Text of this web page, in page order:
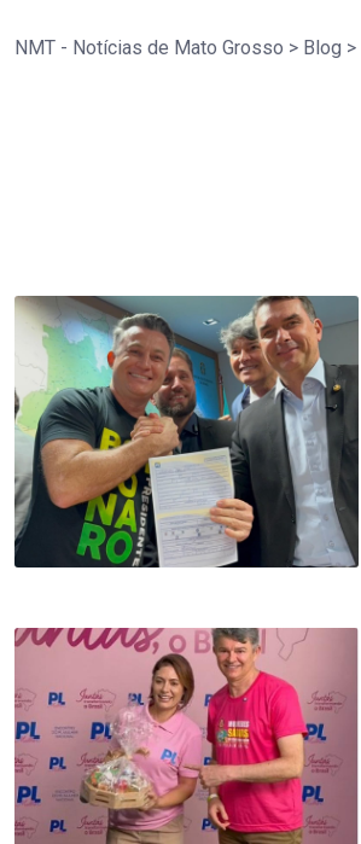
NMT - Notícias de Mato Grosso > Blog >